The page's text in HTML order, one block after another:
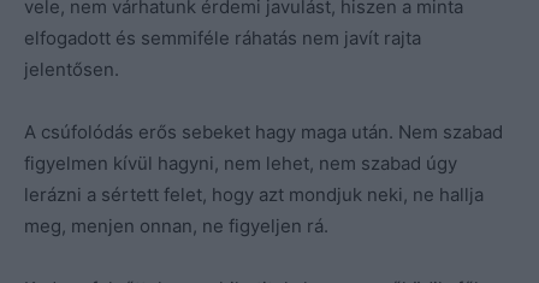
vele, nem várhatunk érdemi javulást, hiszen a minta
elfogadott és semmiféle ráhatás nem javít rajta
jelentősen.
A csúfolódás erős sebeket hagy maga után. Nem szabad
figyelmen kívül hagyni, nem lehet, nem szabad úgy
lerázni a sértett felet, hogy azt mondjuk neki, ne hallja
meg, menjen onnan, ne figyeljen rá.